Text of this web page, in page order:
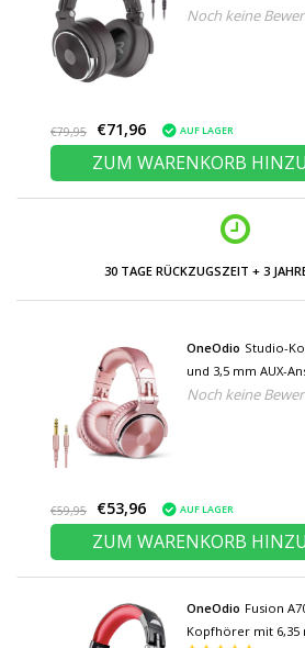
mit Mikrofon DJ-
Noch keine
€79,95 €71,96 AUF LAGER
ZUM WARENKORB
NIEDRIGE PREISE UND GROSSE
OneOdio Studio-
und 3,5 mm AUX-
Mikrofon DJ-
Noch keine
€59,95 €53,96 AUF LAGER
ZUM WARENKORB
OneOdio Fusion
Kopfhörer mit 6,35